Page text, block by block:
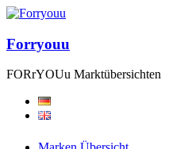
Forryouu
FORrYOUu Marktübersichten